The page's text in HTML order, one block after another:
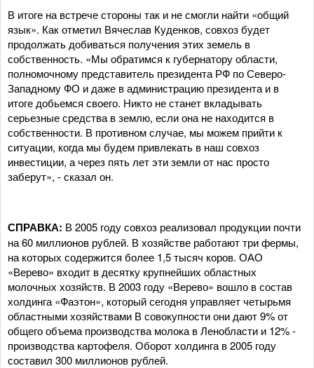
В итоге на встрече стороны так и не смогли найти «общий
язык». Как отметил Вячеслав Куденков, совхоз будет
продолжать добиваться получения этих земель в
собственность. «Мы обратимся к губернатору области,
полномочному представитель президента РФ по Северо-
Западному ФО и даже в администрацию президента и в
итоге добьемся своего. Никто не станет вкладывать
серьезные средства в землю, если она не находится в
собственности. В противном случае, мы можем прийти к
ситуации, когда мы будем привлекать в наш совхоз
инвестиции, а через пять лет эти земли от нас просто
заберут», - сказал он.
СПРАВКА: В 2005 году совхоз реализовал продукции почти
на 60 миллионов рублей. В хозяйстве работают три фермы,
на которых содержится более 1,5 тысяч коров. ОАО
«Верево» входит в десятку крупнейших областных
молочных хозяйств. В 2003 году «Верево» вошло в состав
холдинга «Фаэтон», который сегодня управляет четырьмя
областными хозяйствами В совокупности они дают 9% от
общего объема производства молока в Ленобласти и 12% -
производства картофеля. Оборот холдинга в 2005 году
составил 300 миллионов рублей.